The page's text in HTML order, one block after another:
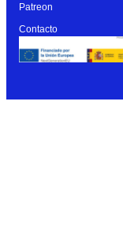
Patreon
Contacto